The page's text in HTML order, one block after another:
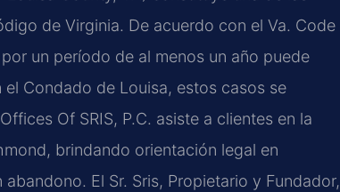
de Virginia. De acuerdo con el Va. Code
un período de al menos un año puede
Condado de Louisa, estos casos se
Of SRIS, P.C. asiste a clientes en la
brindando orientación legal en
El Sr. Sris, Propietario y Fundador,